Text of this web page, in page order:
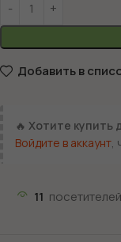
Добавить в
🔥 Хотите купить
Войдите в аккаунт
11